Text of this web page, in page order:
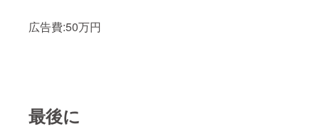
広告費:50万円
最後に